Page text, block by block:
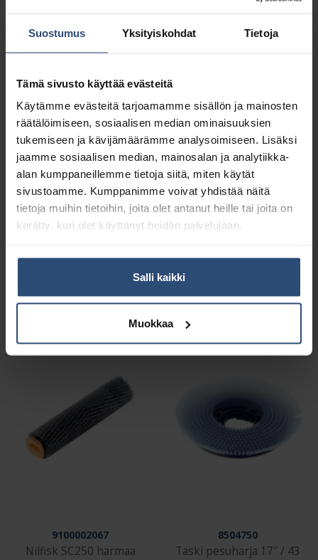
Suostumus Yksityiskohdat Tietoja
Tämä sivusto käyttää evästeitä
Käytämme evästeitä tarjoamamme sisällön ja mainosten
räätälöimiseen, sosiaalisen median ominaisuuksien
tukemiseen ja kävijämäärämme analysoimiseen. Lisäksi
jaamme sosiaalisen median, mainosalan ja analytiikka-
alan kumppaneillemme tietoja siitä, miten käytät
sivustoamme. Kumppanimme voivat yhdistää näitä
tietoja muihin tietoihin, joita olet antanut heille tai joita on
kerätty, kun olet käyttänyt heidän palvelujaan.
Salli kaikki
Muokkaa
Nilfisk SC100
Nilfisk SC100
9100002067
Nilfisk SC250 harmaa
8504750
Taski pesuharja 17″ / 43